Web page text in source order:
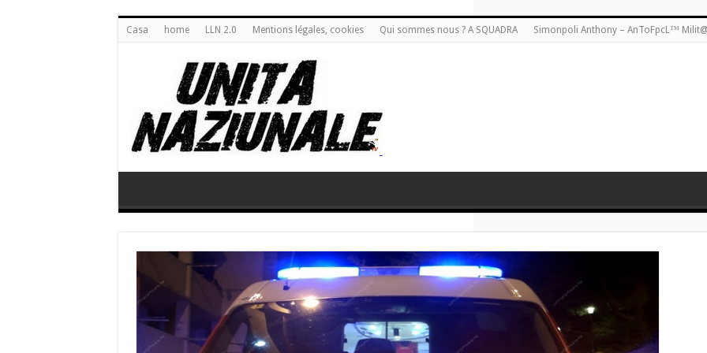
Casa home LLN 2.0 Mentions légales, cookies Qui sommes nous ? A SQUADRA Simonpoli Anthony – AnToFpcL™